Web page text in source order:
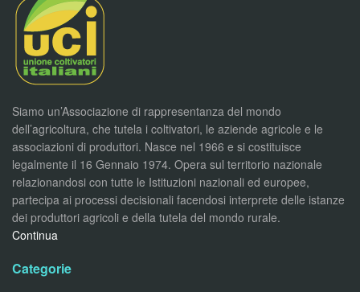
Siamo un’Associazione di rappresentanza del mondo
dell’agricoltura, che tutela i coltivatori, le aziende agricole e le
associazioni di produttori. Nasce nel 1966 e si costituisce
legalmente il 16 Gennaio 1974. Opera sul territorio nazionale
relazionandosi con tutte le Istituzioni nazionali ed europee,
partecipa ai processi decisionali facendosi interprete delle istanze
dei produttori agricoli e della tutela del mondo rurale.
Continua
Categorie